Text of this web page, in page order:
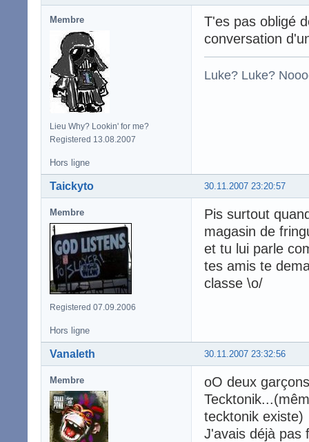
Membre
Lieu Why? Lookin' for me?
Registered 13.08.2007
T'es pas obligé
conversation
Luke? Luke?
Hors ligne
30.11.2007 23:20:57
Taickyto
Membre
Registered 07.09.2006
Pis surtout
magasin de
et tu lui parle
tes amis te
classe \o/
Hors ligne
30.11.2007 23:32:56
Vanaleth
Membre
oO deux
tecktonik existe)
J'avais déjà pas